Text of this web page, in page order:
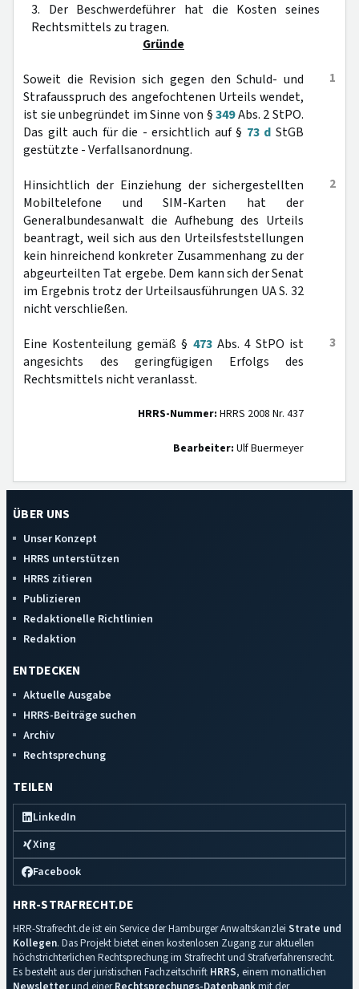
3. Der Beschwerdeführer hat die Kosten seines
Rechtsmittels zu tragen.
Gründe
1
Soweit die Revision sich gegen den Schuld- und
Strafausspruch des angefochtenen Urteils wendet,
ist sie unbegründet im Sinne von §349Abs. 2 StPO.
Das gilt auch für die - ersichtlich auf § 73 d StGB
gestützte - Verfallsanordnung.
2
Hinsichtlich der Einziehung der sichergestellten
Mobiltelefone und SIM-Karten hat der
Generalbundesanwalt die Aufhebung des Urteils
beantragt, weil sich aus den Urteilsfeststellungen
kein hinreichend konkreter Zusammenhang zu der
abgeurteilten Tat ergebe. Dem kann sich der Senat
im Ergebnis trotz der Urteilsausführungen UA S. 32
nicht verschließen.
3
Eine Kostenteilung gemäß § 473Abs. 4 StPO ist
angesichts des geringfügigen Erfolgs des
Rechtsmittels nicht veranlasst.
HRRS-Nummer: HRRS 2008 Nr. 437
Bearbeiter: Ulf Buermeyer
ÜBER UNS
Unser Konzept
HRRS unterstützen
HRRS zitieren
Publizieren
Redaktionelle Richtlinien
Redaktion
ENTDECKEN
Aktuelle Ausgabe
HRRS-Beiträge suchen
Archiv
Rechtsprechung
TEILEN
LinkedIn
Xing
Facebook
HRR-STRAFRECHT.DE
HRR-Strafrecht.de ist ein Service der Hamburger Anwaltskanzlei Strate und
Kollegen. Das Projekt bietet einen kostenlosen Zugang zur aktuellen
höchstrichterlichen Rechtsprechung im Strafrecht und Strafverfahrensrecht.
Es besteht aus der juristischen Fachzeitschrift HRRS, einem monatlichen